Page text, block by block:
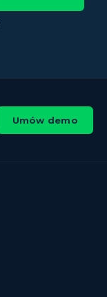
Umów demo